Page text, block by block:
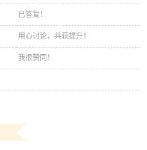
已答复！
用心讨论，共获提升！
我很赞同！